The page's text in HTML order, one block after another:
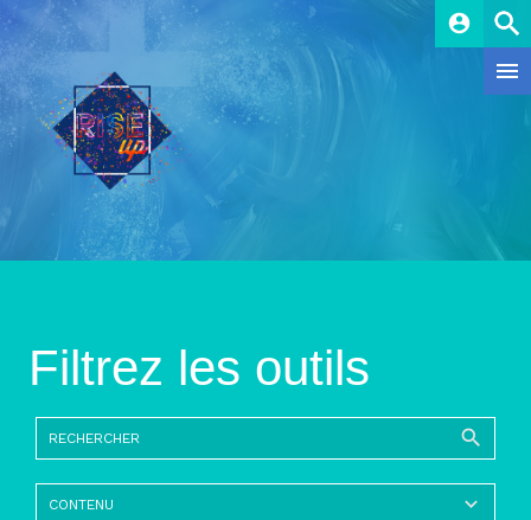
account_circle
Filtrez les outils